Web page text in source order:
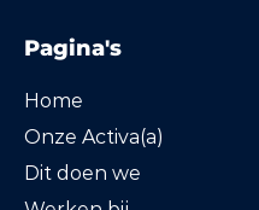
Pagina's
Home
Onze Activa(a)
Dit doen we